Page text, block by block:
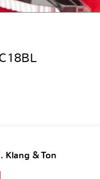
Klang & Ton